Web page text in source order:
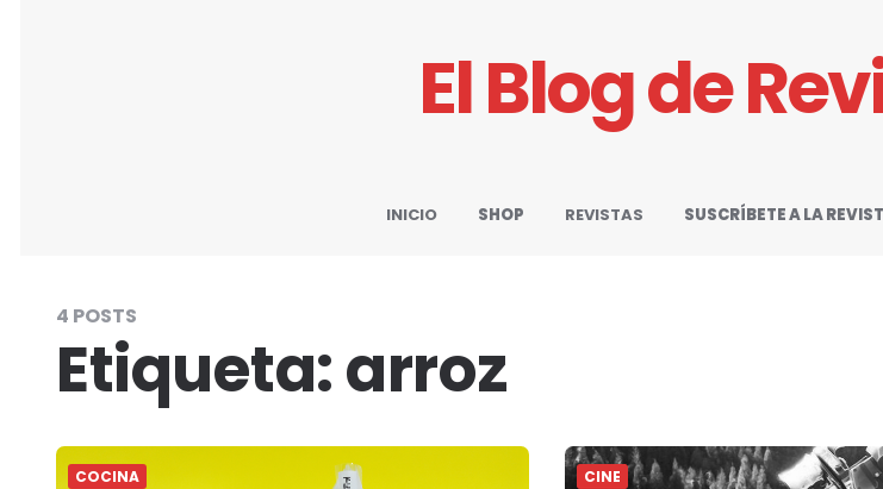
El Blog de
INICIO SHOP REVISTAS SUSCRÍBETE A LA
4 POSTS
Etiqueta:arroz
COCINA CINE